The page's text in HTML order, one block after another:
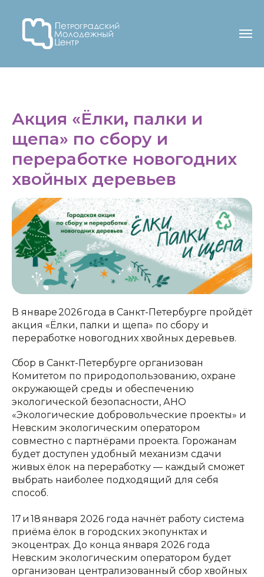
Акция «Ёлки, палки и
щепа» по сбору и
переработке новогодних
хвойных деревьев
В январе 2026 года в Санкт-Петербурге пройдёт
акция «Ёлки, палки и щепа» по сбору и
переработке новогодних хвойных деревьев.
Сбор в Санкт-Петербурге организован
Комитетом по природопользованию, охране
окружающей среды и обеспечению
экологической безопасности, АНО
«Экологические добровольческие проекты» и
Невским экологическим оператором
совместно с партнёрами проекта. Горожанам
будет доступен удобный механизм сдачи
живых ёлок на переработку — каждый сможет
выбрать наиболее подходящий для себя
способ.
17 и 18 января 2026 года начнёт работу система
приёма ёлок в городских экопунктах и
экоцентрах. До конца января 2026 года
Невским экологическим оператором будет
организован централизованный сбор хвойных